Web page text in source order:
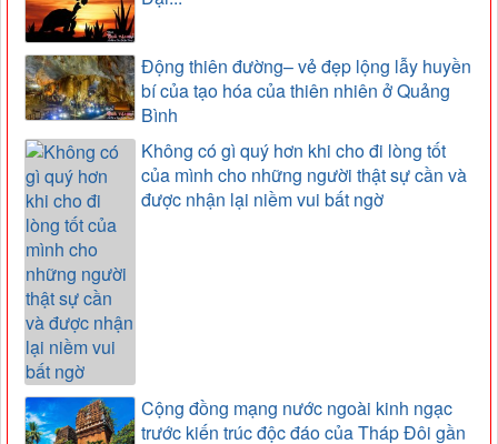
Động thiên đường– vẻ đẹp lộng lẫy huyền
bí của tạo hóa của thiên nhiên ở Quảng
Bình
Không có gì quý hơn khi cho đi lòng tốt
của mình cho những người thật sự cần và
được nhận lại niềm vui bất ngờ
Cộng đồng mạng nước ngoài kinh ngạc
trước kiến trúc độc đáo của Tháp Đôi gần